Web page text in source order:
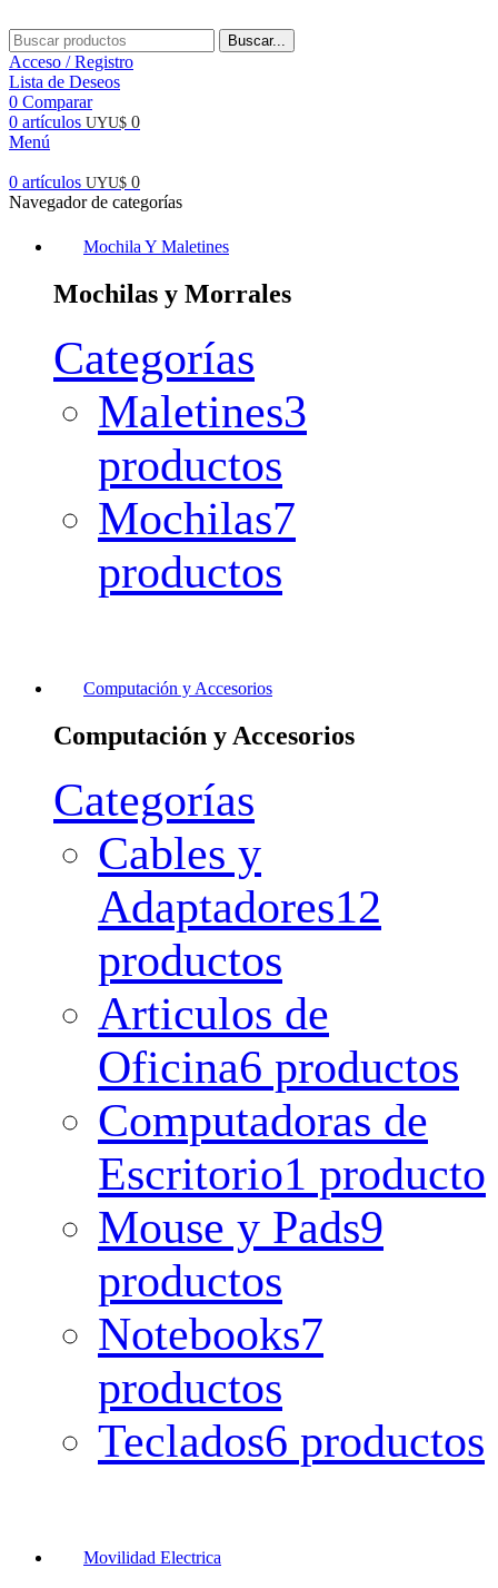
Buscar...
Acceso / Registro
Lista de Deseos
0 Comparar
0 artículos UYU$ 0
Menú
0 artículos UYU$ 0
Navegador de categorías
Mochila Y Maletines
Mochilas y Morrales
Categorías
Maletines3
productos
Mochilas7
productos
Computación y Accesorios
Computación y Accesorios
Categorías
Cables y
Adaptadores12
productos
Articulos de
Oficina6 productos
Computadoras de
Escritorio1 producto
Mouse y Pads9
productos
Notebooks7
productos
Teclados6 productos
Movilidad Electrica